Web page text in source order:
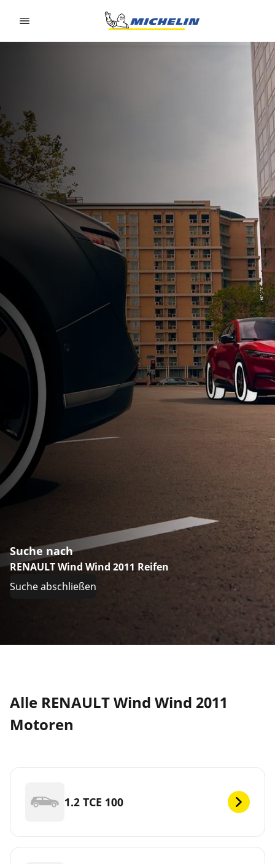
Suche nach
RENAULT Wind Wind 2011 Reifen
Suche abschließen
Alle RENAULT Wind Wind 2011
Motoren
1.2 TCE 100